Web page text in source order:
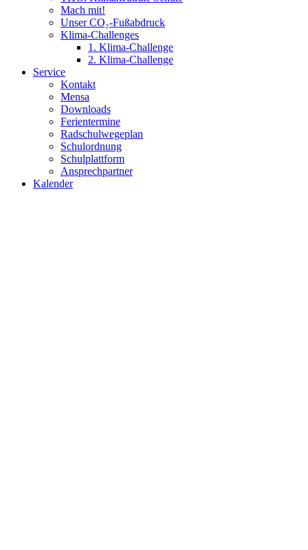
Mach mit!
Unser CO₂-Fußabdruck
Klima-Challenges
1. Klima-Challenge
2. Klima-Challenge
Service
Kontakt
Mensa
Downloads
Ferientermine
Radschulwegeplan
Schulordnung
Schulplattform
Ansprechpartner
Kalender